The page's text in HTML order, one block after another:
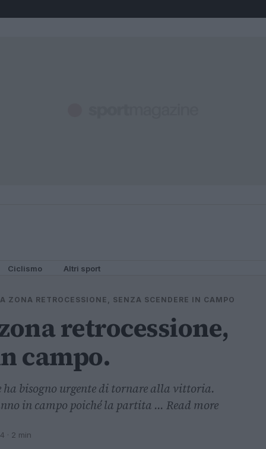
Ciclismo Altri sport
ZONA RETROCESSIONE, SENZA SCENDERE IN CAMPO
retrocessione,
campo.
ha bisogno urgente di tornare alla vittoria.
in campo poiché la partita ... Read more
· 2 min